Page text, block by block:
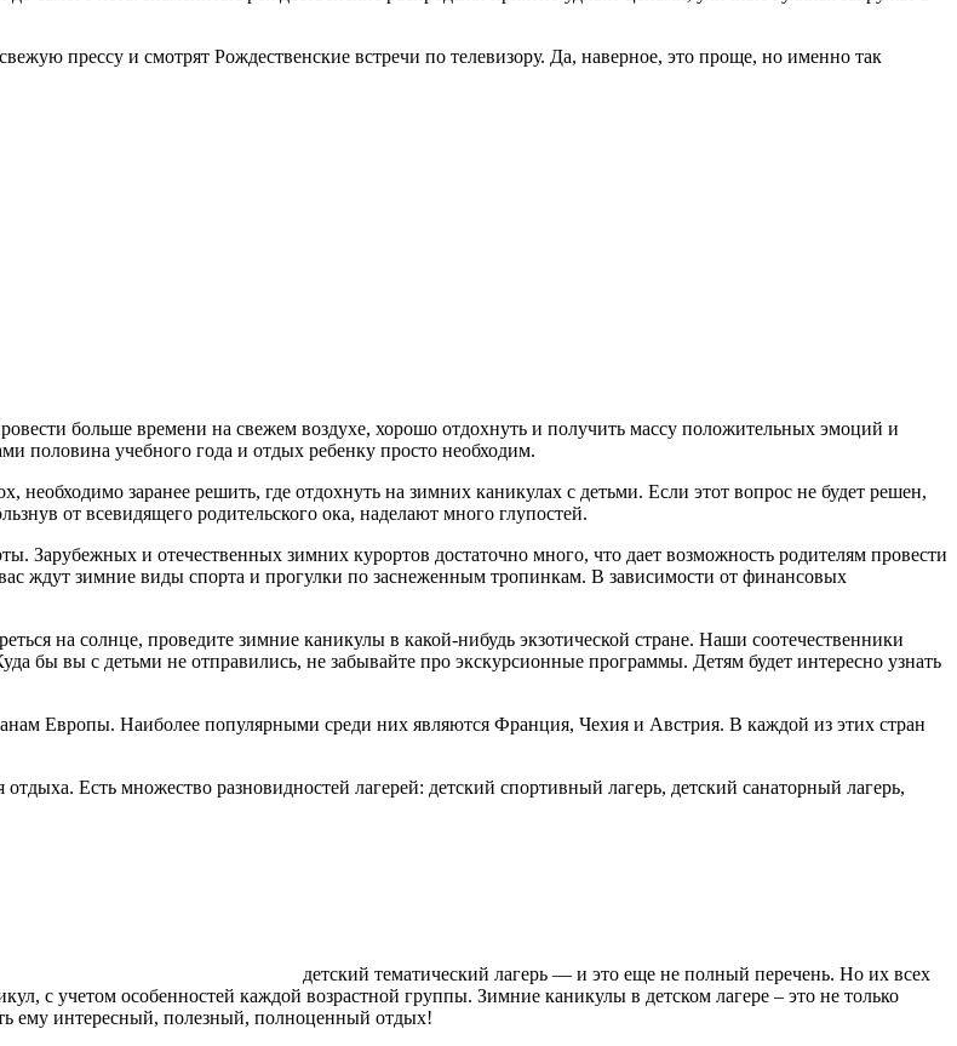
прессу и смотрят Рождественские встречи по телевизору. Да, наверное, это проще, но именно так
больше времени на свежем воздухе, хорошо отдохнуть и получить массу положительных эмоций и
половина учебного года и отдых ребенку просто необходим.
заранее решить, где отдохнуть на зимних каникулах с детьми. Если этот вопрос не будет решен,
от всевидящего родительского ока, наделают много глупостей.
и отечественных зимних курортов достаточно много, что дает возможность родителям провести
ждут зимние виды спорта и прогулки по заснеженным тропинкам. В зависимости от финансовых
на солнце, проведите зимние каникулы в какой-нибудь экзотической стране. Наши соотечественники
бы вы с детьми не отправились, не забывайте про экскурсионные программы. Детям будет интересно узнать
Европы. Наиболее популярными среди них являются Франция, Чехия и Австрия. В каждой из этих стран
Есть множество разновидностей лагерей: детский спортивный лагерь, детский санаторный лагерь,
детский тематический лагерь — и это еще не полный перечень. Но их всех
с учетом особенностей каждой возрастной группы. Зимние каникулы в детском лагере – это не только
ему интересный, полезный, полноценный отдых!